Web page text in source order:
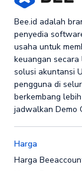
Bee.id adalah
penyedia
usaha untuk
keuangan secara
solusi akuntansi
pengguna di
berkembang
jadwalkan Demo
Harga
Harga